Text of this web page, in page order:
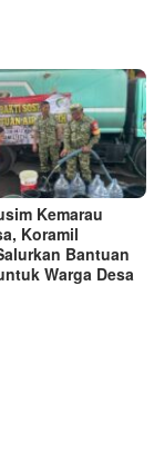
Kemarau
Koramil
Bantuan
Warga Desa